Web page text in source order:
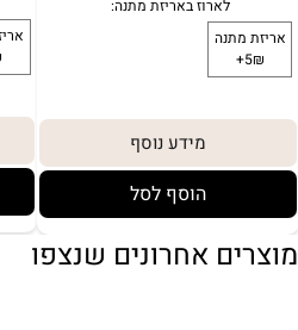
מידע נוסף
הוסף לסל
מוצרים אחרונים שנצפו